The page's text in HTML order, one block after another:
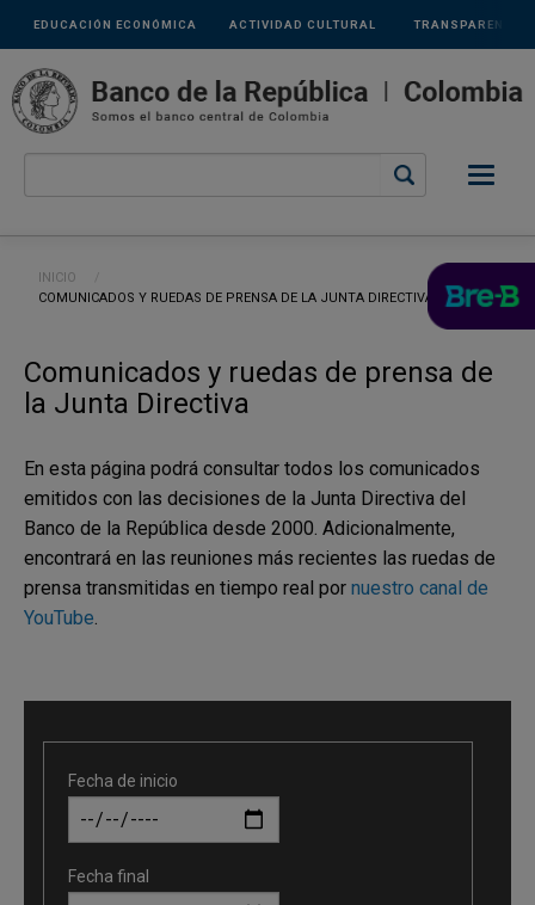
Pasar al contenido principal
Links
secundarios
ACTIVIDAD CULTURAL
EDUCACIÓN ECONÓMICA TRANSPARENCIA
Ruta de navegación
INICIO
CURRENT:
COMUNICADOS Y RUEDAS DE PRENSA DE LA JUNTA DIRECTIVA
Comunicados y ruedas de prensa de
la Junta Directiva
En esta página podrá consultar todos los comunicados
emitidos con las decisiones de la Junta Directiva del
Banco de la República desde 2000. Adicionalmente,
encontrará en las reuniones más recientes las ruedas de
prensa transmitidas en tiempo real por nuestro canal de
YouTube.
Fecha de inicio
Fecha final